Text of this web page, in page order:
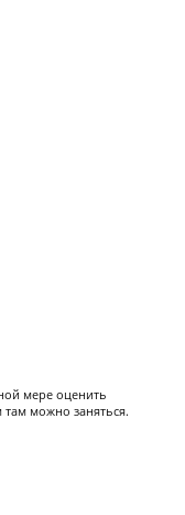
мере оценить
можно заняться.